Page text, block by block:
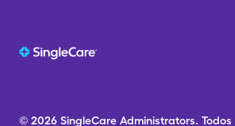
© 2026 SingleCare Administrators.